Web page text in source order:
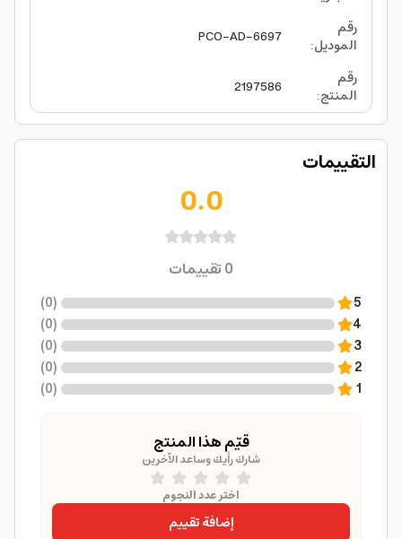
رقم
الموديل:
PCO-AD-6697
رقم
المنتج:
2197586
التقييمات
0.0
0تقييمات
5
(
0
)
4
(
0
)
3
(
0
)
2
(
0
)
1
(
0
)
قيّم هذا المنتج
شارك رأيك وساعد الآخرين
اختر عدد النجوم
إضافة تقييم